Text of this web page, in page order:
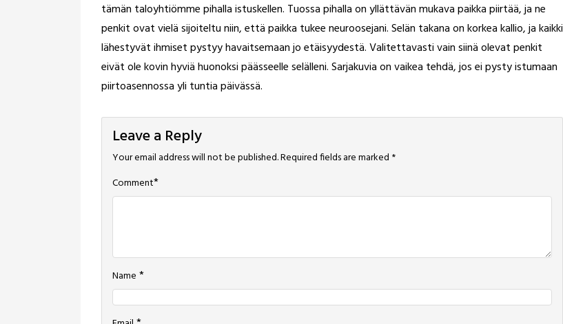
tämän taloyhtiömme pihalla istuskellen. Tuossa pihalla on yllättävän mukava paikka piirtää, ja ne
penkit ovat vielä sijoiteltu niin, että paikka tukee neuroosejani. Selän takana on korkea kallio, ja kaikki
lähestyvät ihmiset pystyy havaitsemaan jo etäisyydestä. Valitettavasti vain siinä olevat penkit
eivät ole kovin hyviä huonoksi päässeelle selälleni. Sarjakuvia on vaikea tehdä, jos ei pysty istumaan
piirtoasennossa yli tuntia päivässä.
Leave a Reply
Your email address will not be published.Required fields are marked *
Comment*
Name *